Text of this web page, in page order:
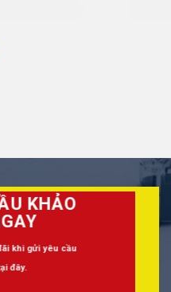
KHẢO
khi gửi yêu cầu
đây.